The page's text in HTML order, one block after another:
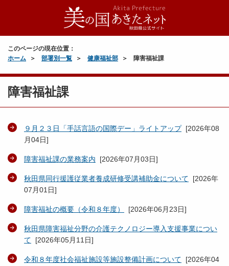
このページの現在位置：
ホーム
部署別一覧 健康福祉部 障害福祉課
障害福祉課
９月２３日「手話言語の国際デー」ライトアップ[2026年08
月04日]
障害福祉課の業務案内 [2026年07月03日]
秋田県同行援護従業者養成研修受講補助金について [2026年
07月01日]
障害福祉の概要（令和８年度） [2026年06月23日]
秋田県障害福祉分野の介護テクノロジー導入支援事業につい
て [2026年05月11日]
令和８年度社会福祉施設等施設整備計画について [2026年04